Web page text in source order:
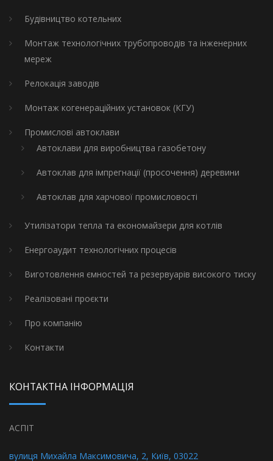
Будівництво котельних
Монтаж технологічних трубопроводів та інженерних
мереж
Релокація заводів
Монтаж когенераційних установок (КГУ)
Промислові автоклави
Автоклави для виробництва газобетону
Автоклав для імпрегнації (просочення) деревини
Автоклав для харчової промисловості
Утилізатори тепла та економайзери для котлів
Енергоаудит технологічних процесів
Виготовлення ємностей та резервуарів високого тиску
Реалізовані проєкти
Про компанію
Контакти
КОНТАКТНА ІНФОРМАЦІЯ
АСПІТ
вулиця Михайла Максимовича, 2, Київ, 03022